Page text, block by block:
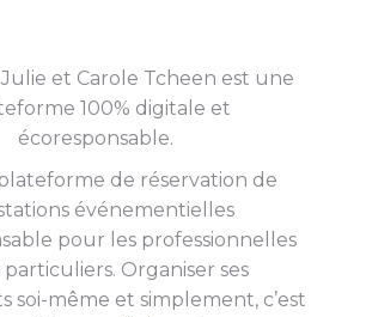
et Carole Tcheen est une
100% digitale et
écoresponsable.
plateforme de réservation de
événementielles
pour les professionnelles
particuliers. Organiser ses
soi-même et simplement, c’est